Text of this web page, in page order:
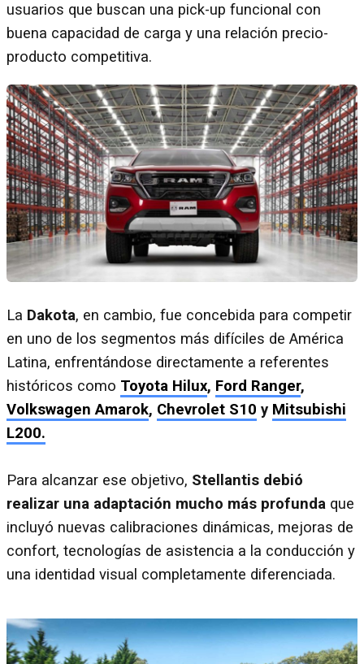
usuarios que buscan una pick-up funcional con
buena capacidad de carga y una relación precio-
producto competitiva.
La Dakota, en cambio, fue concebida para competir
en uno de los segmentos más difíciles de América
Latina, enfrentándose directamente a referentes
históricos como Toyota Hilux, Ford Ranger,
Volkswagen Amarok, Chevrolet S10 y Mitsubishi
L200.
Para alcanzar ese objetivo, Stellantis debió
realizar una adaptación mucho más profunda que
incluyó nuevas calibraciones dinámicas, mejoras de
confort, tecnologías de asistencia a la conducción y
una identidad visual completamente diferenciada.